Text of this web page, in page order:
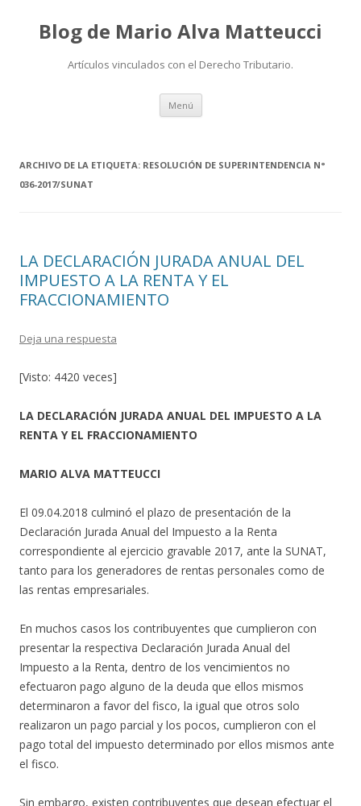
Blog de Mario Alva Matteucci
Artículos vinculados con el Derecho Tributario.
Menú Ir
contenido
ARCHIVO DE LA ETIQUETA: RESOLUCIÓN DE SUPERINTENDENCIA N°
036-2017/SUNAT
LA DECLARACIÓN JURADA ANUAL DEL
IMPUESTO A LA RENTA Y EL
FRACCIONAMIENTO
Deja una respuesta
[Visto: 4420 veces]
LA DECLARACIÓN JURADA ANUAL DEL IMPUESTO A LA
RENTA Y EL FRACCIONAMIENTO
MARIO ALVA MATTEUCCI
El 09.04.2018 culminó el plazo de presentación de la
Declaración Jurada Anual del Impuesto a la Renta
correspondiente al ejercicio gravable 2017, ante la SUNAT,
tanto para los generadores de rentas personales como de
las rentas empresariales.
En muchos casos los contribuyentes que cumplieron con
presentar la respectiva Declaración Jurada Anual del
Impuesto a la Renta, dentro de los vencimientos no
efectuaron pago alguno de la deuda que ellos mismos
determinaron a favor del fisco, la igual que otros solo
realizaron un pago parcial y los pocos, cumplieron con el
pago total del impuesto determinado por ellos mismos ante
el fisco.
Sin embargo, existen contribuyentes que desean efectuar el